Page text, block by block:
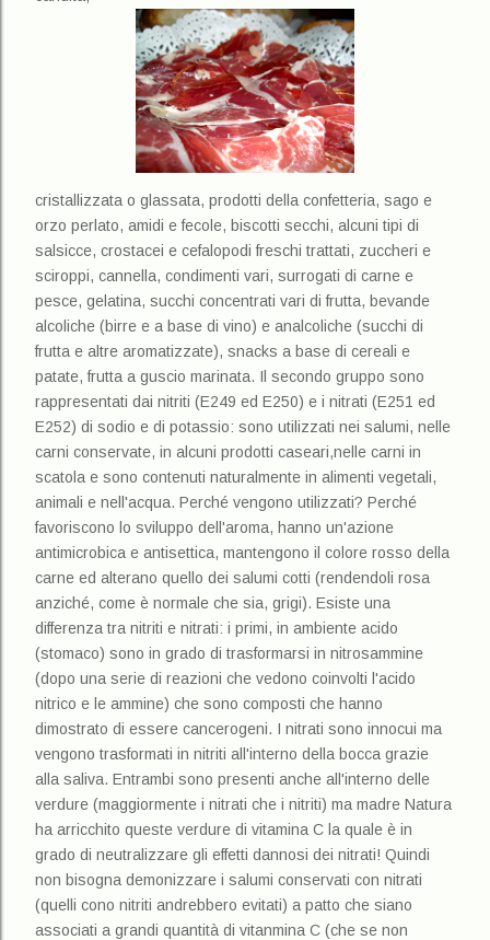
cristallizzata o glassata, prodotti della confetteria, sago e
orzo perlato, amidi e fecole, biscotti secchi, alcuni tipi di
salsicce, crostacei e cefalopodi freschi trattati, zuccheri e
sciroppi, cannella, condimenti vari, surrogati di carne e
pesce, gelatina, succhi concentrati vari di frutta, bevande
alcoliche (birre e a base di vino) e analcoliche (succhi di
frutta e altre aromatizzate), snacks a base di cereali e
patate, frutta a guscio marinata. Il secondo gruppo sono
rappresentati dai nitriti (E249 ed E250) e i nitrati (E251 ed
E252) di sodio e di potassio: sono utilizzati nei salumi, nelle
carni conservate, in alcuni prodotti caseari,nelle carni in
scatola e sono contenuti naturalmente in alimenti vegetali,
animali e nell'acqua. Perché vengono utilizzati? Perché
favoriscono lo sviluppo dell'aroma, hanno un'azione
antimicrobica e antisettica, mantengono il colore rosso della
carne ed alterano quello dei salumi cotti (rendendoli rosa
anziché, come è normale che sia, grigi). Esiste una
differenza tra nitriti e nitrati: i primi, in ambiente acido
(stomaco) sono in grado di trasformarsi in nitrosammine
(dopo una serie di reazioni che vedono coinvolti l'acido
nitrico e le ammine) che sono composti che hanno
dimostrato di essere cancerogeni. I nitrati sono innocui ma
vengono trasformati in nitriti all'interno della bocca grazie
alla saliva. Entrambi sono presenti anche all'interno delle
verdure (maggiormente i nitrati che i nitriti) ma madre Natura
ha arricchito queste verdure di vitamina C la quale è in
grado di neutralizzare gli effetti dannosi dei nitrati! Quindi
non bisogna demonizzare i salumi conservati con nitrati
(quelli cono nitriti andrebbero evitati) a patto che siano
associati a grandi quantità di vitanmina C (che se non